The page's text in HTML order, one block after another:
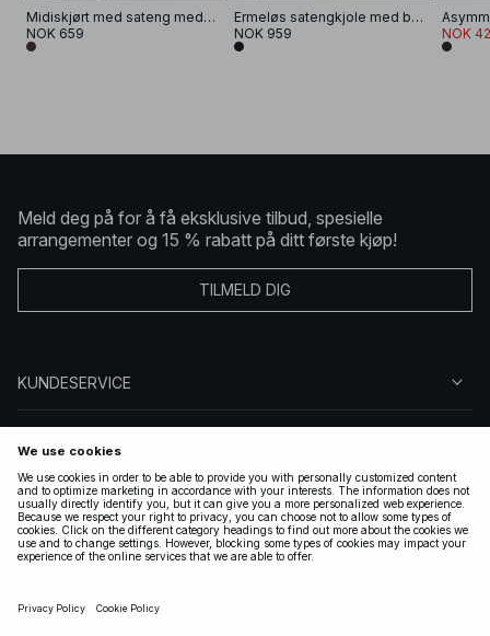
Midiskjørt med sateng med foldetaljer
NOK 659
Ermeløs satengkjole med blonde
NOK 959
NOK
Meld deg på for å få eksklusive tilbud, spesielle
arrangementer og 15 % rabatt på ditt første kjøp!
TILMELD DIG
KUNDESERVICE
FØLG OSS
LOVLIG